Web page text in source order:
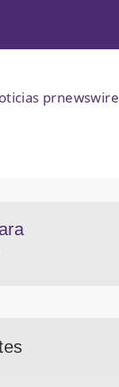
prnewswire